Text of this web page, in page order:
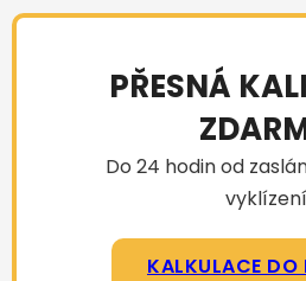
PŘESNÁ
Do 24 hodin od
vyklízení
KALKULACE DO